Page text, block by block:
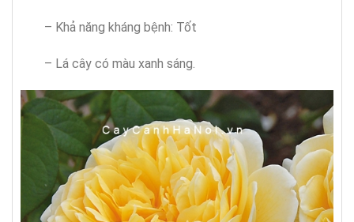
– Khả năng kháng bệnh: Tốt
– Lá cây có màu xanh sáng.